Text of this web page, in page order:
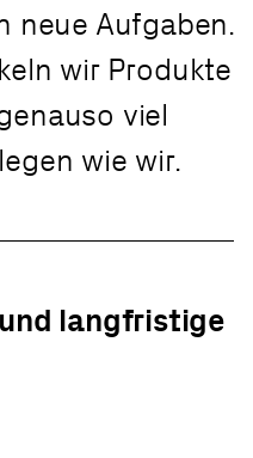
neue Aufgaben.
wir Produkte
viel
wie wir.
langfristige